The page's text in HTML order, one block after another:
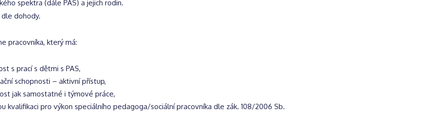
spektra (dále PAS) a jejich rodin.
dohody.
pracovníka, který má:
s prací s dětmi s PAS,
schopnosti – aktivní přístup,
jak samostatné i týmové práce,
kvalifikaci pro výkon speciálního pedagoga/sociální pracovníka dle zák. 108/2006 Sb.